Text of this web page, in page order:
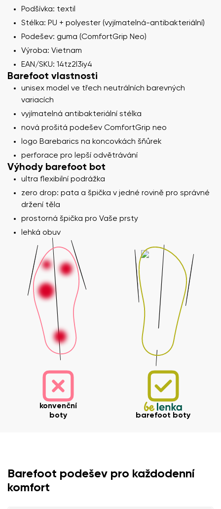
Podšívka: textil
Stélka: PU + polyester (vyjímatelná-antibakteriální)
Podešev: guma (ComfortGrip Neo)
Výroba: Vietnam
EAN/SKU: 14tz2l3iy4
Barefoot vlastnosti
unisex model ve třech neutrálních barevných
variacích
vyjímatelná antibakteriální stélka
nová prošitá podešev ComfortGrip neo
logo Barebarics na koncovkách šňůrek
perforace pro lepší odvětrávání
Výhody barefoot bot
ultra flexibilní podrážka
zero drop: pata a špička v jedné rovině pro správné
držení těla
prostorná špička pro Vaše prsty
lehká obuv
konvenční
boty
barefoot boty
Barefoot podešev pro každodenní
komfort